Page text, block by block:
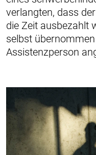
verlangten, dass
die Zeit ausbezahlt
selbst
Assistenzperson